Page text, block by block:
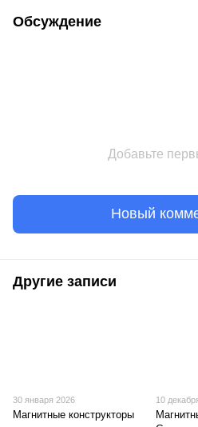
Обсуждение
Добавьте
Новый
Другие записи
30 января 2026
Магнитные конструкторы
10